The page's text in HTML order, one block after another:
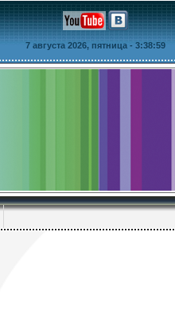
7 августа 2026, пятница - 3:38:59